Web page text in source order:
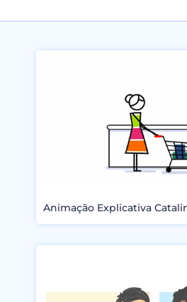
Animação Explicativa